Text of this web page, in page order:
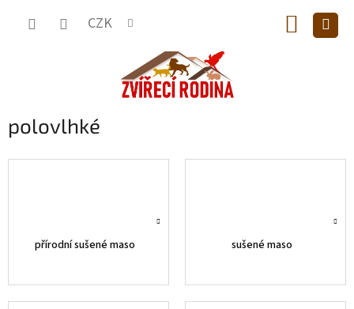
CZK
KOŠÍK
polovlhké
přírodní sušené maso sušené maso